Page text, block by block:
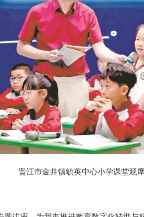
晋江市金井镇毓英中心小学课堂观